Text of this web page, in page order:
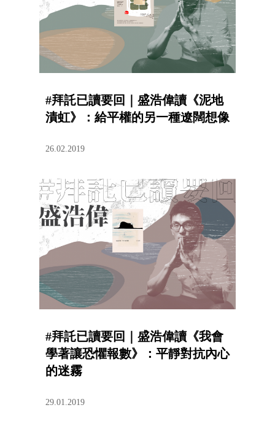
#拜託已讀要回｜盛浩偉讀《泥地
漬虹》：給平權的另一種遼闊想像
26.02.2019
#拜託已讀要回｜盛浩偉讀《我會
學著讓恐懼報數》：平靜對抗內心
的迷霧
29.01.2019